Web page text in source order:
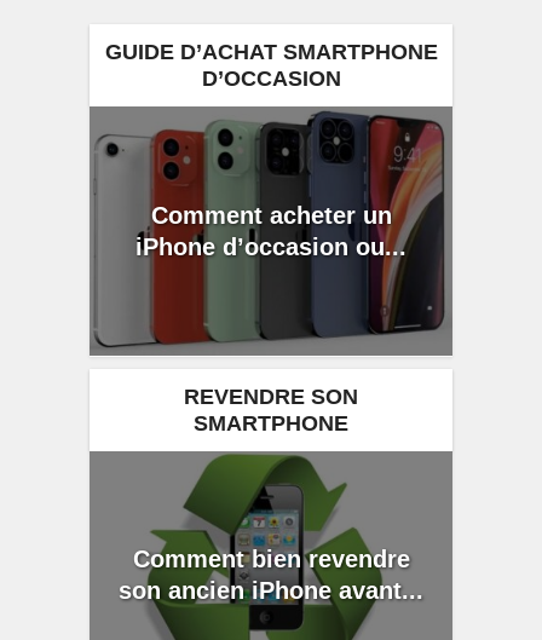
GUIDE D’ACHAT SMARTPHONE
D’OCCASION
Comment acheter un
iPhone d’occasion ou...
REVENDRE SON
SMARTPHONE
Comment bien revendre
son ancien iPhone avant...